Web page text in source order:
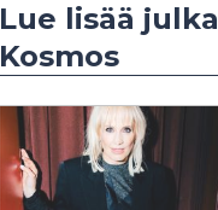
Lue lisää
Kosmos